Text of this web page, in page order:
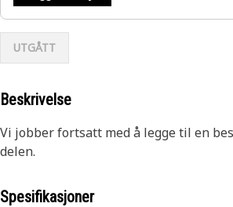
UTGÅTT
Beskrivelse
Vi jobber fortsatt med å legge til en
delen.
Spesifikasjoner